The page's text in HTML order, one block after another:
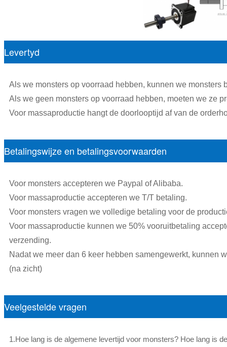
Levertyd
Als we monsters op voorraad hebben, kunnen we monsters
Als we geen monsters op voorraad hebben, moeten we ze
Voor massaproductie hangt de doorlooptijd af van de
Betalingswijze en betalingsvoorwaarden
Voor monsters accepteren we Paypal of Alibaba.
Voor massaproductie accepteren we T/T betaling.
Voor monsters vragen we volledige betaling voor de
Voor massaproductie kunnen we 50% vooruitbetaling
verzending.
Nadat we meer dan 6 keer hebben samengewerkt, kunnen
(na zicht)
Veelgestelde vragen
1.Hoe lang is de algemene levertijd voor monsters? Hoe lang is